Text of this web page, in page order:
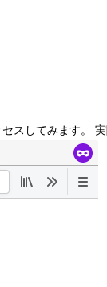
スしてみます。